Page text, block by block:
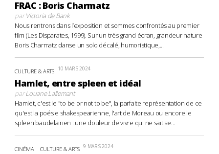
FRAC : Boris Charmatz
parVictoria de Bank
Nous rentrons dans l’exposition et sommes confrontés au premier
film (Les Disparates, 1999). Sur un très grand écran, grandeur nature
Boris Charmatz danse un solo décalé, humoristique,...
CULTURE & ARTS 10 MARS 2024
Hamlet, entre spleen et idéal
parLouane Lallemant
Hamlet, c'est le "to be or not to be", la parfaite représentation de ce
qu'est la poésie shakespearienne, l'art de Moreau ou encore le
spleen baudelairien : une douleur de vivre qui ne sait se...
CINÉMA CULTURE & ARTS 9 MARS 2024